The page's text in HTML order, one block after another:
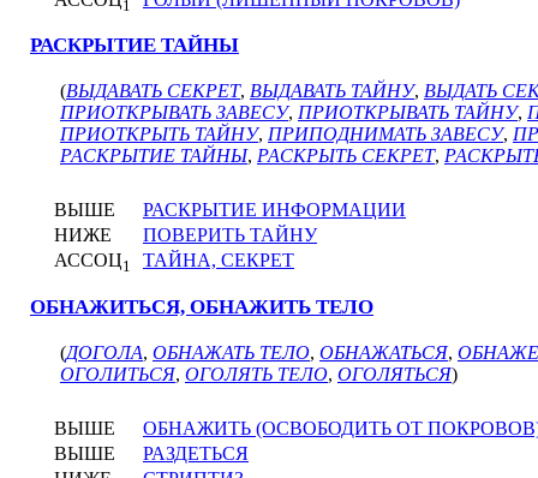
1
РАСКРЫТИЕ ТАЙНЫ
(ВЫДАВАТЬ СЕКРЕТ, ВЫДАВАТЬ ТАЙНУ, ВЫДАТЬ
ПРИОТКРЫВАТЬ ЗАВЕСУ, ПРИОТКРЫВАТЬ ТАЙНУ,
ПРИОТКРЫТЬ ТАЙНУ, ПРИПОДНИМАТЬ ЗАВЕСУ,
РАСКРЫТИЕ ТАЙНЫ, РАСКРЫТЬ СЕКРЕТ,
ВЫШЕ
РАСКРЫТИЕ ИНФОРМАЦИИ
НИЖЕ
ПОВЕРИТЬ ТАЙНУ
АССОЦ1 ТАЙНА, СЕКРЕТ
ОБНАЖИТЬСЯ, ОБНАЖИТЬ ТЕЛО
(ДОГОЛА, ОБНАЖАТЬ ТЕЛО, ОБНАЖАТЬСЯ,
ОГОЛИТЬСЯ, ОГОЛЯТЬ ТЕЛО, ОГОЛЯТЬСЯ)
ВЫШЕ
ОБНАЖИТЬ (ОСВОБОДИТЬ ОТ
ВЫШЕ
РАЗДЕТЬСЯ